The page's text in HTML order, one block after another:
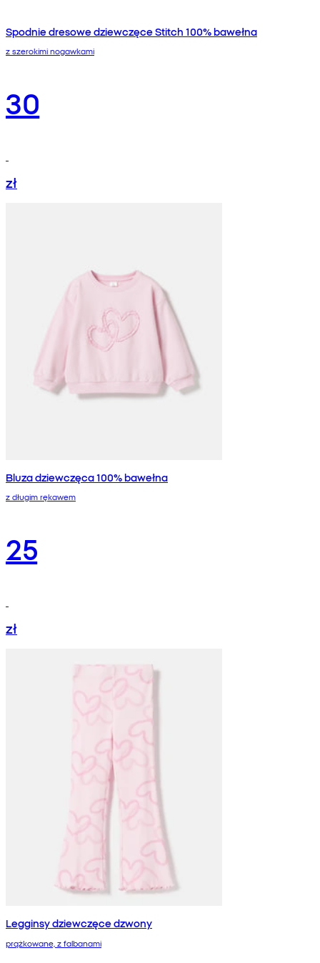
Spodnie dresowe dziewczęce Stitch 100% bawełna
z szerokimi nogawkami
30
zł
Bluza dziewczęca 100% bawełna
z długim rękawem
25
zł
Legginsy dziewczęce dzwony
prążkowane, z falbanami